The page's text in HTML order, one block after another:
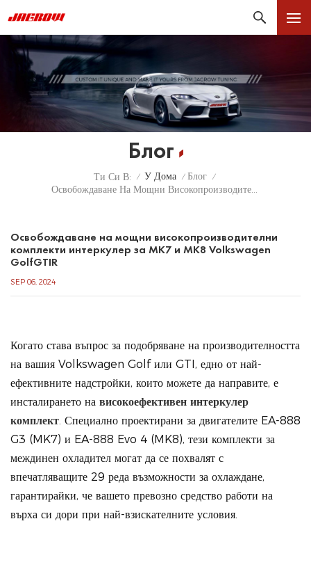
Блог
Ти Си В: / У Дома / Блог /
Освобождаване на мощни високопроизводителни
комплекти интеркулер за MK7 и MK8 Volkswagen
GolfGTIR
SEP 06, 2024
Когато става въпрос за подобряване на производителността
на вашия Volkswagen Golf или GTI, едно от най-
ефективните надстройки, които можете да направите, е
инсталирането на високоефективен интеркулер
комплект Специално проектирани за двигателите EA-888
G3 (MK7) и EA-888 Evo 4 (MK8), тези комплекти за
междинен охладител могат да се похвалят с
впечатляващите 29 реда възможности за охлаждане,
гарантирайки, че вашето превозно средство работи на
върха си дори при най-взискателните условия.